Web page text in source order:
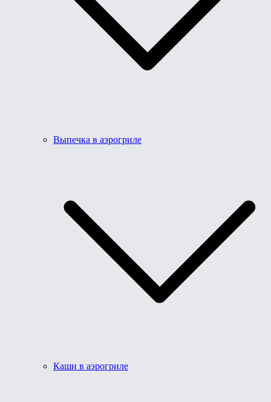
Выпечка в аэрогриле
Каши в аэрогриле